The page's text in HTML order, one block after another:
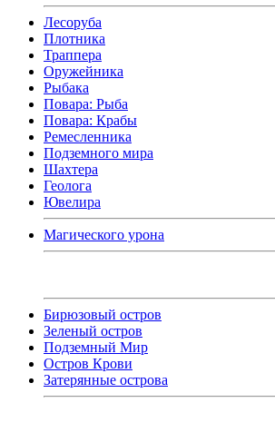
Лесоруба
Плотника
Траппера
Оружейника
Рыбака
Повара: Рыба
Повара: Крабы
Ремесленника
Подземного мира
Шахтера
Геолога
Ювелира
Магического урона
Бирюзовый остров
Зеленый остров
Подземный Мир
Остров Крови
Затерянные острова